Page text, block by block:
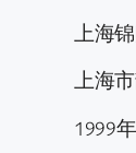
上海
上海
1999